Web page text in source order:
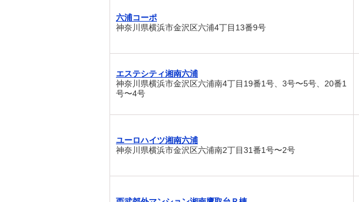
六浦コーポ
神奈川県横浜市金沢区六浦4丁目13番9号
エステシティ湘南六浦
神奈川県横浜市金沢区六浦南4丁目19番1号、3号〜5号、20番1
号〜4号
ユーロハイツ湘南六浦
神奈川県横浜市金沢区六浦南2丁目31番1号〜2号